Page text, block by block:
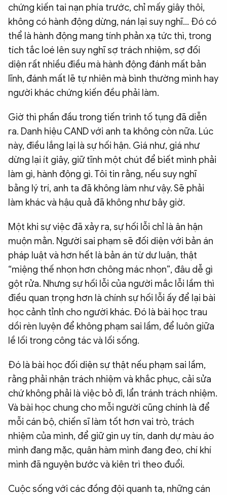
chứng kiến tai nạn phía trước, chỉ mấy giây thôi,
không có hành động dừng, nán lại suy nghĩ… Đó có
thể là hành động mang tính phản xạ tức thì, trong
tích tắc loé lên suy nghĩ sợ trách nhiệm, sợ đối
diện rất nhiều điều mà hành động đánh mất bản
lĩnh, đánh mất lẽ tự nhiên mà bình thường mình hay
người khác chứng kiến đều phải làm.
Giờ thì phần đầu trong tiến trình tố tụng đã diễn
ra. Danh hiệu CAND với anh ta không còn nữa. Lúc
này, điều lắng lại là sự hối hận. Giá như, giá như
dừng lại ít giây, giữ tĩnh một chút để biết mình phải
làm gì, hành động gì. Tôi tin rằng, nếu suy nghĩ
bằng lý trí, anh ta đã không làm như vậy. Sẽ phải
làm khác và hậu quả đã không như bây giờ.
Một khi sự việc đã xảy ra, sự hối lỗi chỉ là ân hận
muộn mằn. Người sai phạm sẽ đối diện với bản án
pháp luật và hơn hết là bản án từ dư luận, thật
“miệng thế nhọn hơn chông mác nhọn”, đâu dễ gì
gột rửa. Nhưng sự hối lỗi của người mắc lỗi lầm thì
điều quan trọng hơn là chính sự hối lỗi ấy để lại bài
học cảnh tỉnh cho người khác. Đó là bài học trau
dồi rèn luyện để không phạm sai lầm, để luôn giữa
lề lối trong công tác và lối sống.
Đó là bài học đối diện sự thật nếu phạm sai lầm,
rằng phải nhận trách nhiệm và khắc phục, cải sửa
chứ không phải là việc bỏ đi, lẩn tránh trách nhiệm.
Và bài học chung cho mỗi người cũng chính là để
mỗi cán bộ, chiến sĩ làm tốt hơn vai trò, trách
nhiệm của mình, để giữ gìn uy tín, danh dự màu áo
mình đang mặc, quân hàm mình đang đeo, chí khí
mình đã nguyện bước và kiên trì theo đuổi.
Cuộc sống với các đồng đội quanh ta, những cán